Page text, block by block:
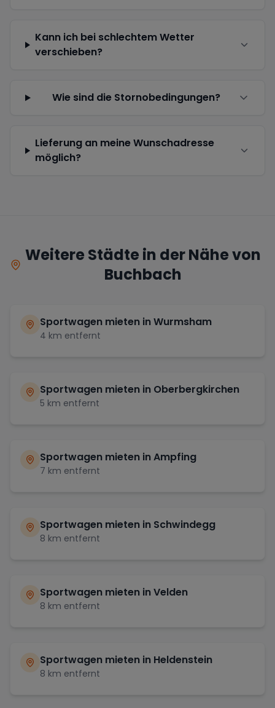
Kann ich bei schlechtem Wetter
verschieben?
Wie sind die Stornobedingungen?
Lieferung an meine Wunschadresse
möglich?
Weitere Städte in der Nähe von
Buchbach
Sportwagen mieten inWurmsham
4 km entfernt
Sportwagen mieten in Oberbergkirchen
5 km entfernt
Sportwagen mieten inAmpfing
7 km entfernt
Sportwagen mieten in Schwindegg
8 km entfernt
Sportwagen mieten inVelden
8 km entfernt
Sportwagen mieten in Heldenstein
8 km entfernt